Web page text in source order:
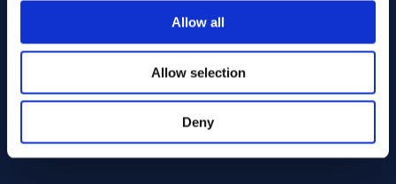
Allow all
Allow selection
Deny